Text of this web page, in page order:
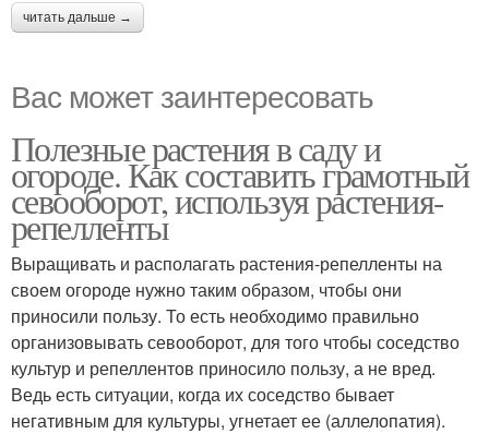
читать дальше →
Вас может заинтересовать
Полезные растения в саду и
огороде. Как составить грамотный
севооборот, используя растения-
репелленты
Выращивать и располагать растения-репелленты на
своем огороде нужно таким образом, чтобы они
приносили пользу. То есть необходимо правильно
организовывать севооборот, для того чтобы соседство
культур и репеллентов приносило пользу, а не вред.
Ведь есть ситуации, когда их соседство бывает
негативным для культуры, угнетает ее (аллелопатия).